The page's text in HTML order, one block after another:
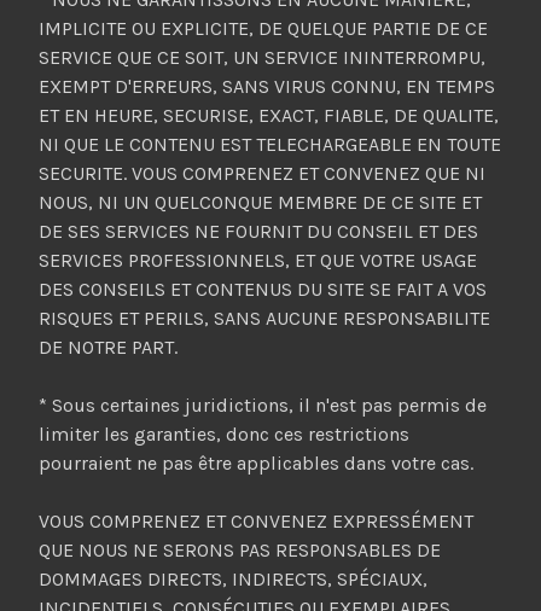
IMPLICITE OU EXPLICITE, DE QUELQUE PARTIE DE CE
SERVICE QUE CE SOIT, UN SERVICE ININTERROMPU,
EXEMPT D'ERREURS, SANS VIRUS CONNU, EN TEMPS
ET EN HEURE, SECURISE, EXACT, FIABLE, DE QUALITE,
NI QUE LE CONTENU EST TELECHARGEABLE EN TOUTE
SECURITE. VOUS COMPRENEZ ET CONVENEZ QUE NI
NOUS, NI UN QUELCONQUE MEMBRE DE CE SITE ET
DE SES SERVICES NE FOURNIT DU CONSEIL ET DES
SERVICES PROFESSIONNELS, ET QUE VOTRE USAGE
DES CONSEILS ET CONTENUS DU SITE SE FAIT A VOS
RISQUES ET PERILS, SANS AUCUNE RESPONSABILITE
DE NOTRE PART.
* Sous certaines juridictions, il n'est pas permis de
limiter les garanties, donc ces restrictions
pourraient ne pas être applicables dans votre cas.
VOUS COMPRENEZ ET CONVENEZ EXPRESSÉMENT
QUE NOUS NE SERONS PAS RESPONSABLES DE
DOMMAGES DIRECTS, INDIRECTS, SPÉCIAUX,